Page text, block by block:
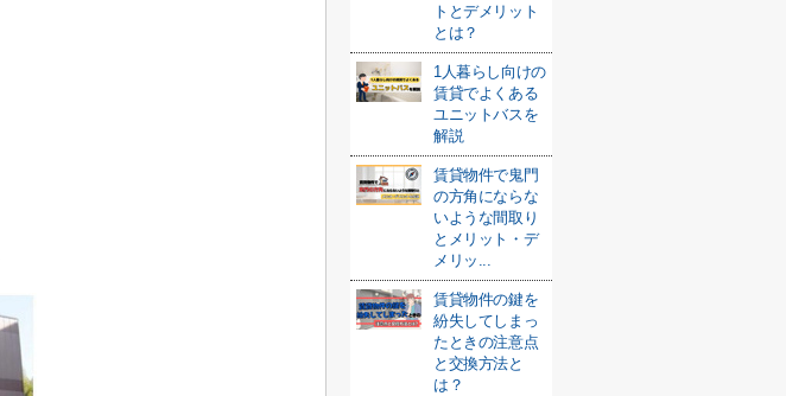
トとデメリット
とは？
1人暮らし向けの
賃貸でよくある
ユニットバスを
解説
賃貸物件で鬼門
の方角にならな
いような間取り
とメリット・デ
メリッ...
賃貸物件の鍵を
紛失してしまっ
たときの注意点
と交換方法と
は？